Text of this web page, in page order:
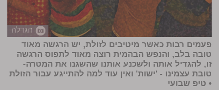
הגדלה
פעמים רבות כאשר מיטיבים לזולת, יש הרגשה מאוד
טובה בלב, והנפש הבהמית רוצה מאוד לתפוס הרגשה
זו, להגדיל אותה ולשכנע אותנו שהשגנו את המטרה-
טובת עצמינו - 'ישות' ואין עוד למה להתייגע עבור הזולת
• טיפ שבועי